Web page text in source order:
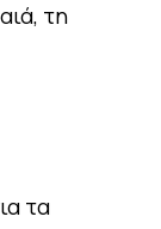
τη
τα